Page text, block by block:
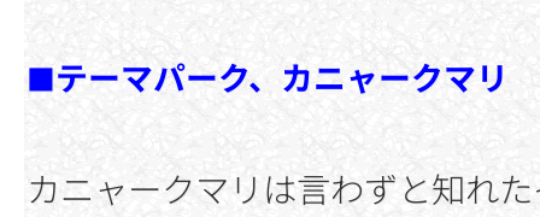
■テーマパーク、カニャークマリ
カニャークマリは言わずと知れ